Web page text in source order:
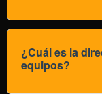
¿Cuál es la
equipos?